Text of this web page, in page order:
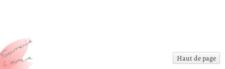
Haut de page